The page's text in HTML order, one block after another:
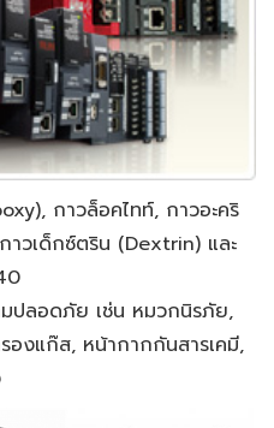
กาวล็อคไทท์, กาวอะคริ
วเด็กซ์ตริน (Dextrin) และ
ปลอดภัย เช่น หมวกนิรภัย,
งแก๊ส, หน้ากากกันสารเคมี,